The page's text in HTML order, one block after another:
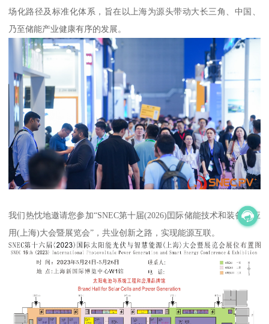
场化路径及标准化体系，旨在以上海为源头带动大长三角、中国、
乃至储能产业健康有序的发展。
我们热忱地邀请您参加“SNEC第十届(2026)囯际储能技术和装备及应
用(上海)大会暨展览会”，共业创新之路，实现能源互联。